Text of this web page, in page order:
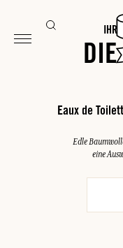
DIE
Eaux de
Edle
eine